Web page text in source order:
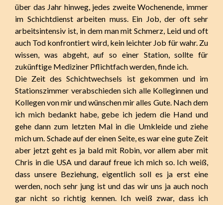
über das Jahr hinweg, jedes zweite Wochenende, immer
im Schichtdienst arbeiten muss. Ein Job, der oft sehr
arbeitsintensiv ist, in dem man mit Schmerz, Leid und oft
auch Tod konfrontiert wird, kein leichter Job für wahr. Zu
wissen, was abgeht, auf so einer Station, sollte für
zukünftige Mediziner Pflichtfach werden, finde ich.
Die Zeit des Schichtwechsels ist gekommen und im
Stationszimmer verabschieden sich alle Kolleginnen und
Kollegen von mir und wünschen mir alles Gute. Nach dem
ich mich bedankt habe, gebe ich jedem die Hand und
gehe dann zum letzten Mal in die Umkleide und ziehe
mich um. Schade auf der einen Seite, es war eine gute Zeit
aber jetzt geht es ja bald mit Robin, vor allem aber mit
Chris in die USA und darauf freue ich mich so. Ich weiß,
dass unsere Beziehung, eigentlich soll es ja erst eine
werden, noch sehr jung ist und das wir uns ja auch noch
gar nicht so richtig kennen. Ich weiß zwar, dass ich